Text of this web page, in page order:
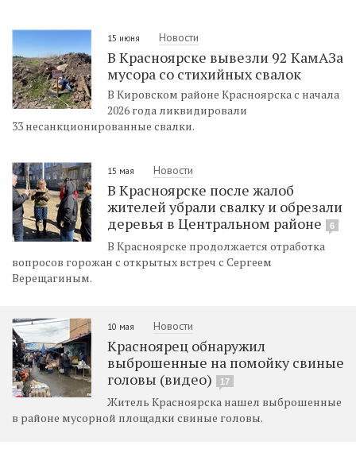
15 июня Новости
В Красноярске вывезли 92 КамАЗа
мусора со стихийных свалок
В Кировском районе Красноярска с начала
2026 года ликвидировали
33 несанкционированные свалки.
15 мая Новости
В Красноярске после жалоб
жителей убрали свалку и обрезали
деревья в Центральном районе
6
В Красноярске продолжается отработка
вопросов горожан с открытых встреч с Сергеем
Верещагиным.
10 мая Новости
Красноярец обнаружил
выброшенные на помойку свиные
головы (видео)
17
Житель Красноярска нашел выброшенные
в районе мусорной площадки свиные головы.